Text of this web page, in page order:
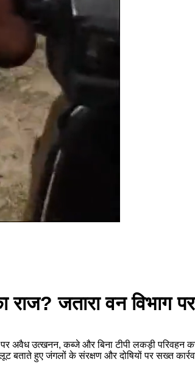
जतारा वन विभाग
अवैध उत्खनन, कब्जे और बिना टीपी लकड़ी परिवहन
बताते हुए जंगलों के संरक्षण और दोषियों पर सख्त